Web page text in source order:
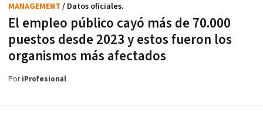
El empleo público cayó más de 70.000
puestos desde 2023 y estos fueron los
organismos más afectados
MANAGEMENT / Datos oficiales.
PoriProfesional